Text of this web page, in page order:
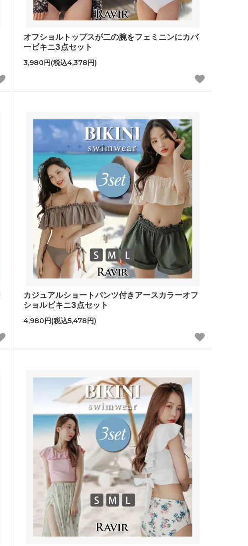
オフショルトップスが二の腕をフェミニンにカバ
ービキニ3点セット
3,980円(税込4,378円)
カジュアルショートパンツ付きアースカラーオフ
ショルビキニ3点セット
4,980円(税込5,478円)